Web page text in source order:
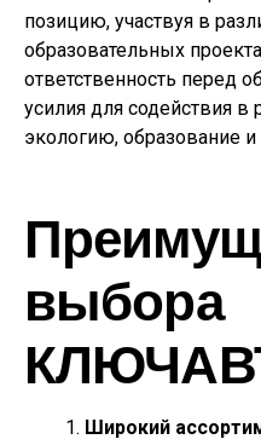
позицию, участвуя в
образовательных
ответственность перед
усилия для содействия
экологию, образование
выбора
Широкий